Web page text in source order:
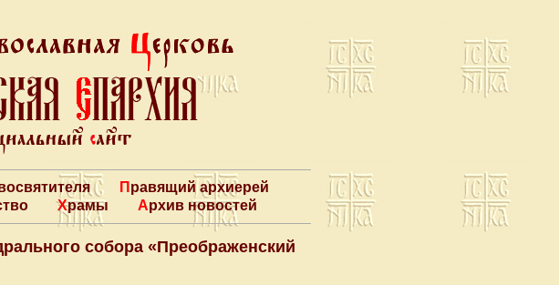
Правящий архиерей
Храмы Архив новостей
собора «Преображенский